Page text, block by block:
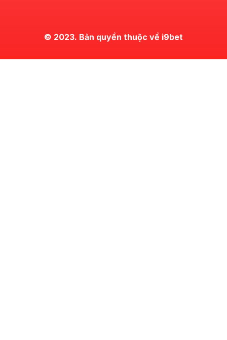
© 2023. Bản quyền thuộc về i9bet